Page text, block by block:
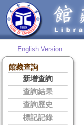
English Version
館藏查詢
新增查詢
查詢結果
查詢歷史
標記記錄